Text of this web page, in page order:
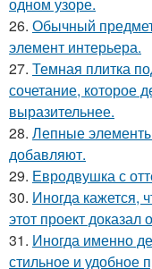
одном узоре.
26. Обычный
элемент интерьера.
27. Темная плитка
сочетание, которое
выразительнее.
28. Лепные
добавляют.
29. Евродвушка с
30. Иногда кажется,
этот проект доказал
31. Иногда именно
стильное и удобное